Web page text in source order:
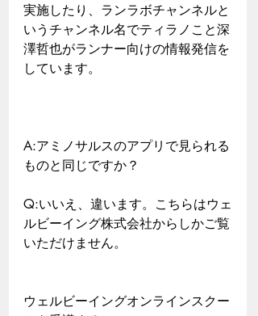
実施したり、ランラボチャンネルと
いうチャンネル名でティラノこと深
澤哲也がランナー向けの情報発信を
しています。
A:アミノサルスのアプリで見られる
ものと同じですか？
Q:いいえ、違います。こちらはウェ
ルビーイング株式会社からしかご覧
いただけません。
ウェルビーイングオンラインスクー